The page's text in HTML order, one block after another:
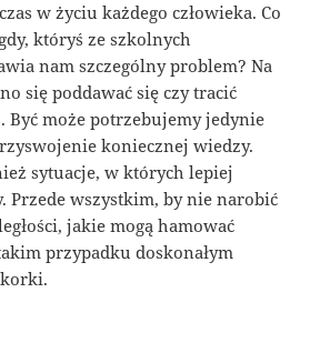
w życiu każdego człowieka. Co
któryś ze szkolnych
nam szczególny problem? Na
się poddawać się czy tracić
Być może potrzebujemy jedynie
koniecznej wiedzy.
sytuacje, w których lepiej
Przede wszystkim, by nie narobić
jakie mogą hamować
przypadku doskonałym